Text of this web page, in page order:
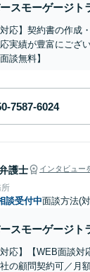
スモーゲージト
対応】契約書の作
実績が豊富にござ
談無料】
護士 インタビュー
談受付中面談方法(
スモーゲージト
対応】【WEB面談
の顧問契約可／月